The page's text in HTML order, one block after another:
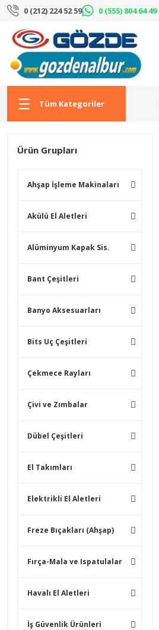
0 (212) 224 52 59 0 (555) 804 64 49
Tüm Kategoriler
Ürün Grupları
Ahşap İşleme Makinaları
Akülü El Aletleri
Alüminyum Kapak Sis.
Bant Çeşitleri
Banyo Aksesuarları
Bits Uç Çeşitleri
Çekmece Rayları
Çivi ve Zımbalar
Dübel Çeşitleri
El Takımları
Elektrikli El Aletleri
Freze Bıçakları (Ahşap)
Fırça-Mala ve Ispatulalar
Havalı El Aletleri
İş Güvenlik Ürünleri